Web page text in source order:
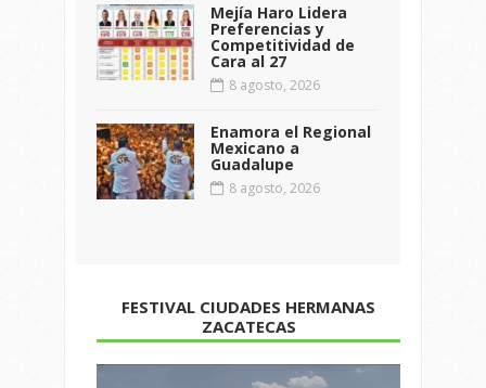
Mejía Haro Lidera
Preferencias y
Competitividad de
Cara al 27
8 agosto, 2026
Enamora el Regional
Mexicano a
Guadalupe
8 agosto, 2026
FESTIVAL CIUDADES HERMANAS
ZACATECAS